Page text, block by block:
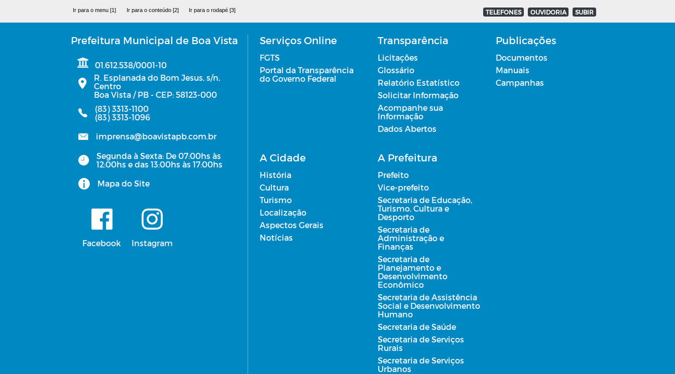
Ir para o menu [1] Ir para o conteúdo [2] Ir para o rodapé [3] TELEFONES OUVIDORIA SUBIR
Prefeitura Municipal de Boa Vista
01.612.538/0001-10
R. Esplanada do Bom Jesus, s/n,
Centro
Boa Vista / PB - CEP: 58123-000
(83) 3313-1100
(83) 3313-1096
imprensa@boavistapb.com.br
Segunda à Sexta: De 07:00hs às
12:00hs e das 13:00hs às 17:00hs
Mapa do Site
Facebook Instagram
Serviços Online
FGTS
Portal da Transparência
do Governo Federal
Transparência
Licitações
Glossário
Relatório Estatístico
Solicitar Informação
Acompanhe sua
Informação
Dados Abertos
Publicações
Documentos
Manuais
Campanhas
A Cidade
História
Cultura
Turismo
Localização
Aspectos Gerais
Notícias
A Prefeitura
Prefeito
Vice-prefeito
Secretaria de Educação,
Turismo, Cultura e
Desporto
Secretaria de
Administração e
Finanças
Secretaria de
Planejamento e
Desenvolvimento
Econômico
Secretaria de Assistência
Social e Desenvolvimento
Humano
Secretaria de Saúde
Secretaria de Serviços
Rurais
Secretaria de Serviços
Urbanos